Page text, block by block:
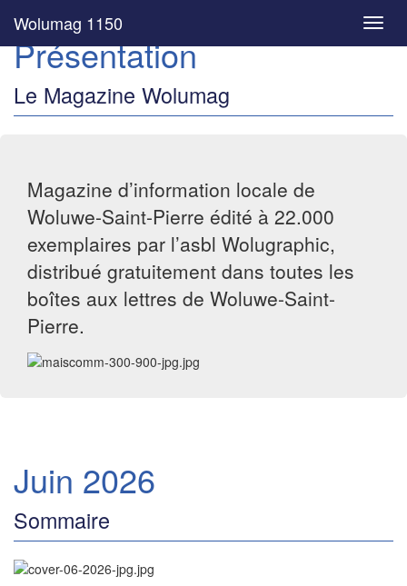
Wolumag 1150
Présentation
Le Magazine Wolumag
Magazine d’information locale de
Woluwe-Saint-Pierre édité à 22.000
exemplaires par l’asbl Wolugraphic,
distribué gratuitement dans toutes les
boîtes aux lettres de Woluwe-Saint-
Pierre.
Juin 2026
Sommaire